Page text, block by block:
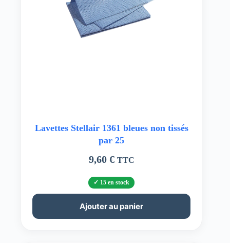
Lavettes Stellair 1361 bleues non tissés
par 25
9,60 € TTC
15 en stock
Ajouter au panier